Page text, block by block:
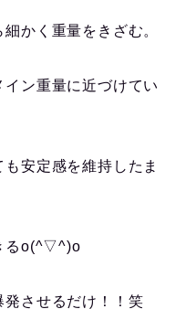
細かく重量をきざむ。
ン重量に近づけてい
安定感を維持したま
るo(^▽^)o
発させるだけ！！笑